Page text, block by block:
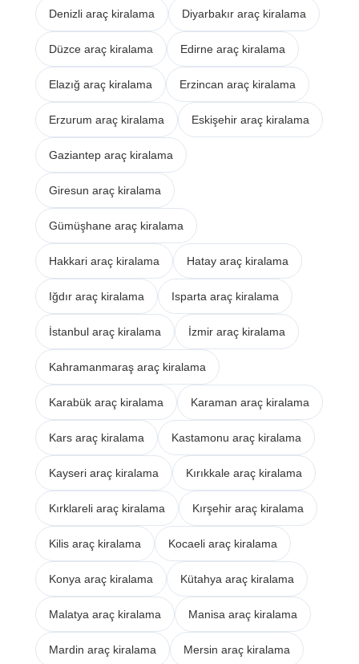
Denizli araç kiralama Diyarbakır araç kiralama
Düzce araç kiralama Edirne araç kiralama
Elazığ araç kiralama Erzincan araç kiralama
Erzurum araç kiralama Eskişehir araç kiralama
Gaziantep araç kiralama
Giresun araç kiralama
Gümüşhane araç kiralama
Hakkari araç kiralama Hatay araç kiralama
Iğdır araç kiralama Isparta araç kiralama
İstanbul araç kiralama İzmir araç kiralama
Kahramanmaraş araç kiralama
Karabük araç kiralama Karaman araç kiralama
Kars araç kiralama Kastamonu araç kiralama
Kayseri araç kiralama Kırıkkale araç kiralama
Kırklareli araç kiralama Kırşehir araç kiralama
Kilis araç kiralama Kocaeli araç kiralama
Konya araç kiralama Kütahya araç kiralama
Malatya araç kiralama Manisa araç kiralama
Mardin araç kiralama Mersin araç kiralama